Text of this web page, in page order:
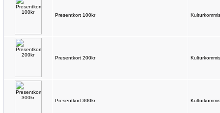
Presentkort 100kr
Presentkort 200kr
Presentkort 300kr